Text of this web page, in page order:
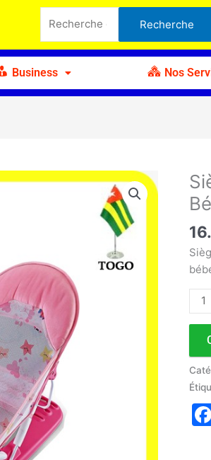
pour :
Recherche
Business Nos
de
de
Bain